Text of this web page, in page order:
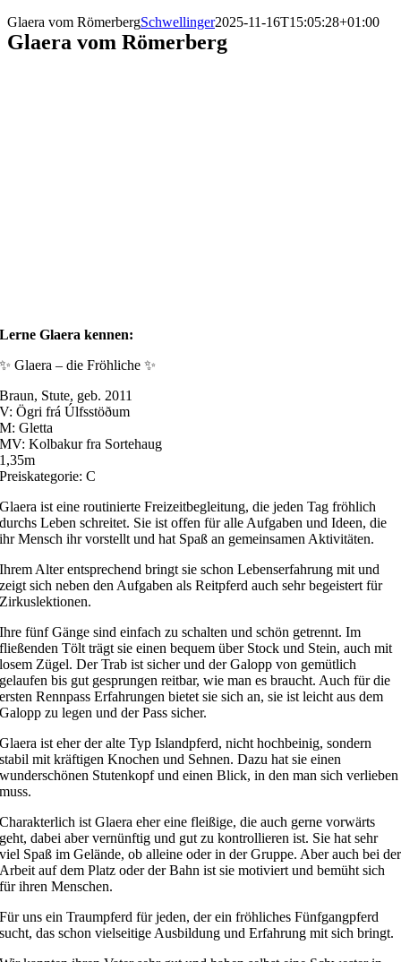
Glaera vom RömerbergSchwellinger2025-11-16T15:05:28+01:00
Glaera vom Römerberg
Lerne Glaera kennen:
✨ Glaera – die Fröhliche ✨
Braun, Stute, geb. 2011
V: Ögri frá Úlfsstöðum
M: Gletta
MV: Kolbakur fra Sortehaug
1,35m
Preiskategorie: C
Glaera ist eine routinierte Freizeitbegleitung, die jeden Tag fröhlich
durchs Leben schreitet. Sie ist offen für alle Aufgaben und Ideen, die
ihr Mensch ihr vorstellt und hat Spaß an gemeinsamen Aktivitäten.
Ihrem Alter entsprechend bringt sie schon Lebenserfahrung mit und
zeigt sich neben den Aufgaben als Reitpferd auch sehr begeistert für
Zirkuslektionen.
Ihre fünf Gänge sind einfach zu schalten und schön getrennt. Im
fließenden Tölt trägt sie einen bequem über Stock und Stein, auch mit
losem Zügel. Der Trab ist sicher und der Galopp von gemütlich
gelaufen bis gut gesprungen reitbar, wie man es braucht. Auch für die
ersten Rennpass Erfahrungen bietet sie sich an, sie ist leicht aus dem
Galopp zu legen und der Pass sicher.
Glaera ist eher der alte Typ Islandpferd, nicht hochbeinig, sondern
stabil mit kräftigen Knochen und Sehnen. Dazu hat sie einen
wunderschönen Stutenkopf und einen Blick, in den man sich verlieben
muss.
Charakterlich ist Glaera eher eine fleißige, die auch gerne vorwärts
geht, dabei aber vernünftig und gut zu kontrollieren ist. Sie hat sehr
viel Spaß im Gelände, ob alleine oder in der Gruppe. Aber auch bei der
Arbeit auf dem Platz oder der Bahn ist sie motiviert und bemüht sich
für ihren Menschen.
Für uns ein Traumpferd für jeden, der ein fröhliches Fünfgangpferd
sucht, das schon vielseitige Ausbildung und Erfahrung mit sich bringt.